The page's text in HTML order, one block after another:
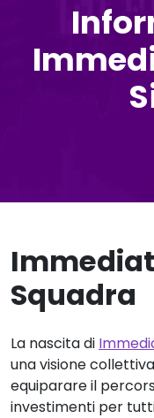
Squadra
La nascita di
una visione
equiparare il
investimenti per